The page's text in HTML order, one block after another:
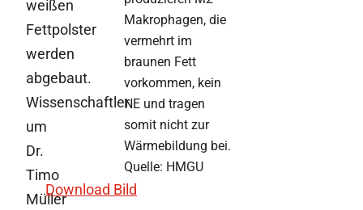
weißen
Fettpolster
werden
abgebaut.
Wissenschaftler
um
Dr.
Timo
Müller
Download Bild
Makrophagen, die
vermehrt im
braunen Fett
vorkommen, kein
NE und tragen
somit nicht zur
Wärmebildung bei.
Quelle: HMGU